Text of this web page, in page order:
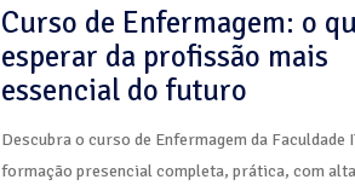
Curso de Enfermagem: o
esperar da profissão mais
essencial do futuro
Descubra o curso de Enfermagem da Faculdade
formação presencial completa, prática, com alta